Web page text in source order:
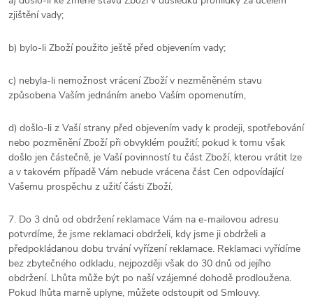
zjištění vady;
b) bylo-li Zboží použito ještě před objevením vady;
c) nebyla-li nemožnost vrácení Zboží v nezměněném stavu
způsobena Vaším jednáním anebo Vaším opomenutím,
d) došlo-li z Vaší strany před objevením vady k prodeji, spotřebování
nebo pozměnění Zboží při obvyklém použití; pokud k tomu však
došlo jen částečně, je Vaší povinností tu část Zboží, kterou vrátit lze
a v takovém případě Vám nebude vrácena část Cen odpovídající
Vašemu prospěchu z užití části Zboží.
7. Do 3 dnů od obdržení reklamace Vám na e-mailovou adresu
potvrdíme, že jsme reklamaci obdrželi, kdy jsme ji obdrželi a
předpokládanou dobu trvání vyřízení reklamace. Reklamaci vyřídíme
bez zbytečného odkladu, nejpozději však do 30 dnů od jejího
obdržení. Lhůta může být po naší vzájemné dohodě prodloužena.
Pokud lhůta marně uplyne, můžete odstoupit od Smlouvy.